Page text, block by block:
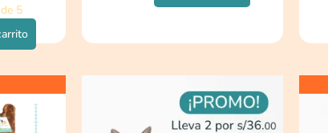
de 5